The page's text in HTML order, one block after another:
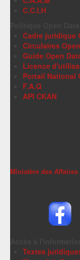
C.C.I.H
Cadre juridique
Circulaires
Guide Open
Licence
Portail National
F.A.Q
API CKAN
Ministère des
Textes